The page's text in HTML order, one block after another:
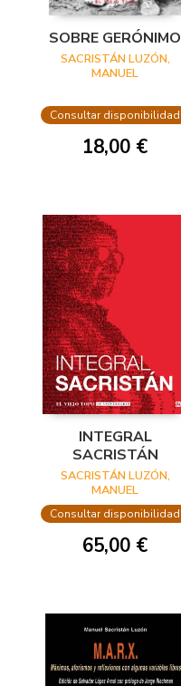
SOBRE GERÓNIMO
SACRISTÁN LUZÓN,
MANUEL
Consultar disponibilidad
18,00 €
INTEGRAL
SACRISTÁN
SACRISTÁN LUZÓN,
MANUEL
Consultar disponibilidad
65,00 €